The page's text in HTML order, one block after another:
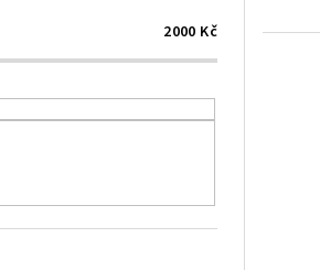
2000 Kč